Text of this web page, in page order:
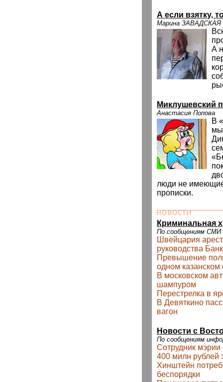
А если взятку,
Марина ЗАВАДСКАЯ
А
Миклушевский
Анастасия Попова
В
мы
люди не
прописки.
Криминальная
По сообщениям СМИ
Швейцария
руководства
Превышение
одном казанском
В московском
шампуром
Перестрелка в
В Девяткино
вагон
Новости с
По сообщениям
Сотрудник
400 милн рублей
Хинштейн
беспорядки